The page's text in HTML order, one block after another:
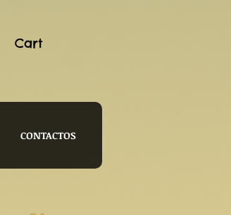
Cart
CONTACTOS